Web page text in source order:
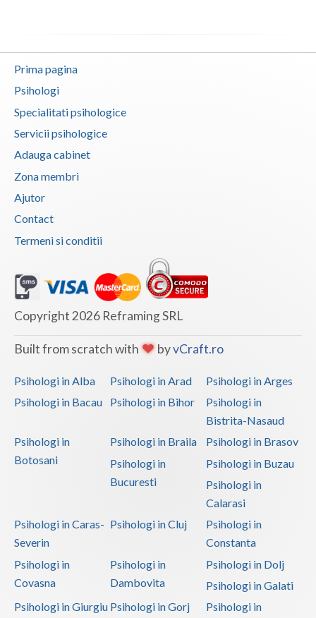
Prima pagina
Psihologi
Specialitati psihologice
Servicii psihologice
Adauga cabinet
Zona membri
Ajutor
Contact
Termeni si conditii
Copyright 2026 Reframing SRL
Built from scratch with byvCraft.ro
Psihologi in Alba Psihologi in Arad
Psihologi in Arges
Psihologi in Bacau
Psihologi in Bihor
Psihologi in
Bistrita-Nasaud
Psihologi in
Botosani
Psihologi in Braila
Psihologi in Brasov
Psihologi in
Bucuresti
Psihologi in Buzau
Psihologi in
Calarasi
Psihologi in Caras-
Severin
Psihologi in Cluj
Psihologi in
Constanta
Psihologi in
Covasna
Psihologi in
Dambovita
Psihologi in Dolj
Psihologi in Galati
Psihologi in Giurgiu Psihologi in Gorj Psihologi in